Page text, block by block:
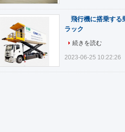
飛行機に搭乗する
ラック
続きを読む
2023-06-25 10:22:26